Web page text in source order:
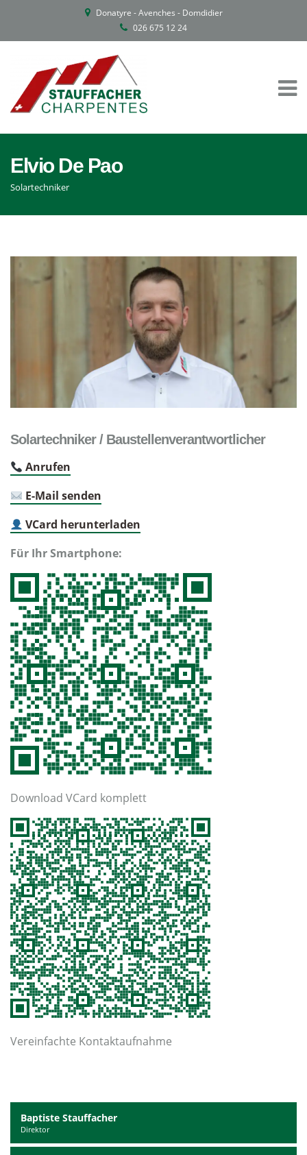
Donatyre - Avenches - Domdidier
026 675 12 24
Elvio De Pao
Solartechniker
Solartechniker / Baustellenverantwortlicher
Anrufen
E-Mail senden
VCard herunterladen
Für Ihr Smartphone:
Download VCard komplett
Vereinfachte Kontaktaufnahme
Baptiste Stauffacher
Direktor